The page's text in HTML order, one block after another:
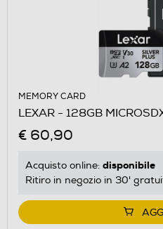
MEMORY CARD
LEXAR - 128GB
€ 60,90
Acquisto online: disponibile
Ritiro in negozio in 30'